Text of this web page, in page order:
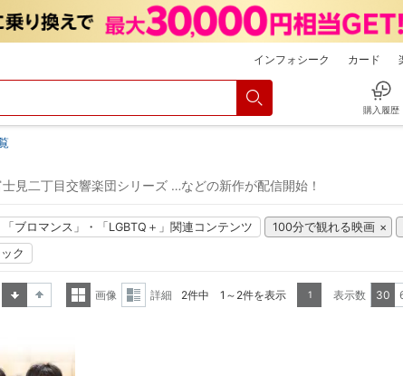
インフォシーク カード
購入履歴
見二丁目交響楽団シリーズ …などの新作が配信開始！
「ブロマンス」・「LGBTQ＋」関連コンテンツ 100分で観れる映画
ク
画像
詳細 2件中 1～2件を表示 1 表示数 30